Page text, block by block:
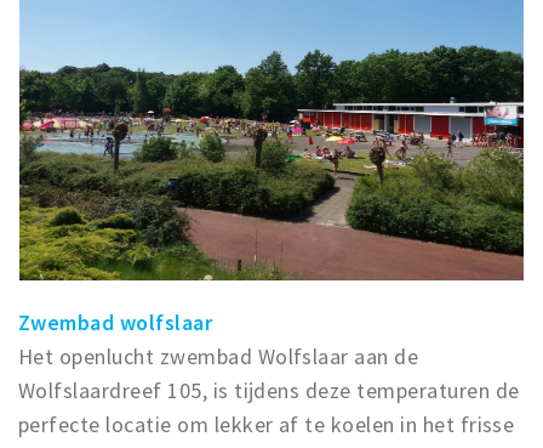
Zwembad wolfslaar
Het openlucht zwembad Wolfslaar aan de
Wolfslaardreef 105, is tijdens deze temperaturen de
perfecte locatie om lekker af te koelen in het frisse